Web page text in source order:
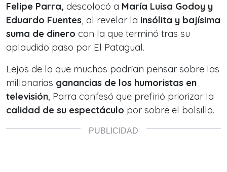
Felipe Parra, descolocó a María Luisa Godoy y
Eduardo Fuentes, al revelar la insólita y bajísima
suma de dinero con la que terminó tras su
aplaudido paso por El Patagual.
Lejos de lo que muchos podrían pensar sobre las
millonarias ganancias de los humoristas en
televisión, Parra confesó que prefirió priorizar la
calidad de su espectáculo por sobre el bolsillo.